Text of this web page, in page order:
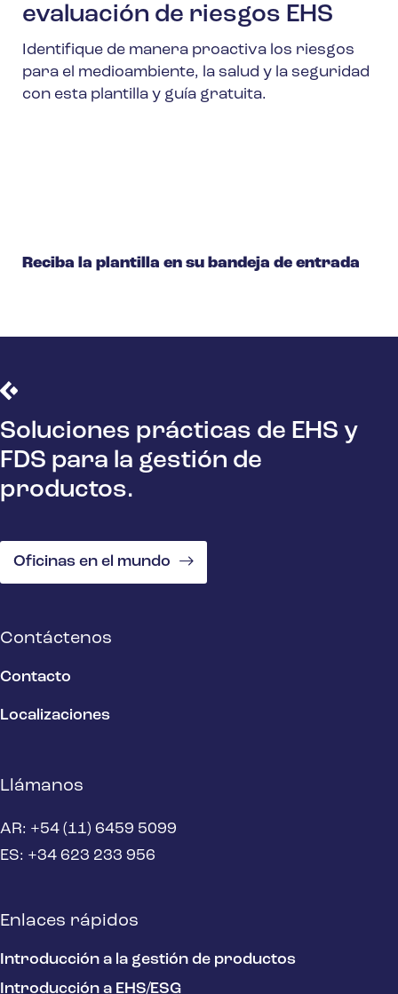
evaluación de riesgos EHS
Identifique de manera proactiva los riesgos
para el medioambiente, la salud y la seguridad
con esta plantilla y guía gratuita.
Reciba la plantilla en su bandeja de entrada
Soluciones prácticas de EHS y
FDS para la gestión de
productos.
Oficinas en el mundo
Contáctenos
Contacto
Localizaciones
Llámanos
AR: +54 (11) 6459 5099
ES: +34 623 233 956
Enlaces rápidos
Introducción a la gestión de productos
Introducción a EHS/ESG